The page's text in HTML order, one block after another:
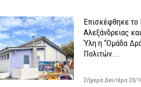
Επισκέφθηκε το
Αλεξάνδρειας
Ύλη η “Ομάδα
Πολιτών...
Σήμερα Δευτέρα